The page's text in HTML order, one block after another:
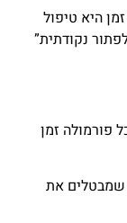
היא טיפול
נקודתית”
פורמולה זמן
שמבטלים את